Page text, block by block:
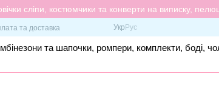
сліпи, костюмчики та конверти на виписку,
та доставка Укр Рус
та шапочки, ромпери, комплекти, боді,